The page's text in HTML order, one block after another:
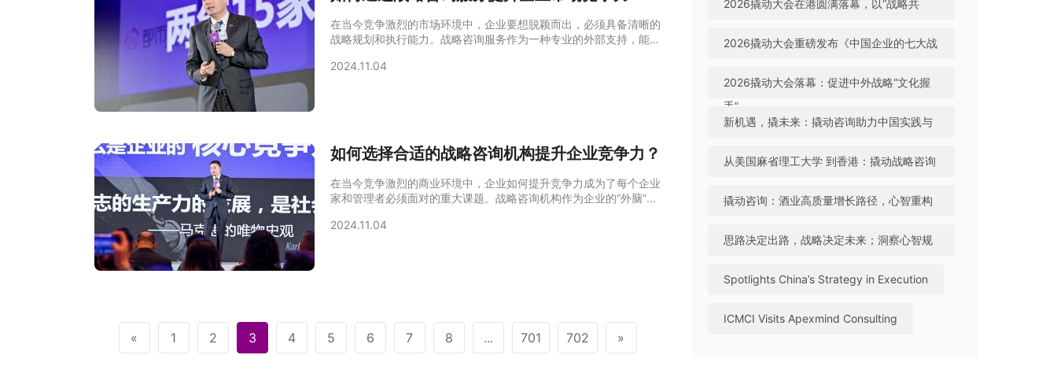
在当今竞争激烈的市场环境中，企业要想脱颖而出，必须具备清晰的
战略规划和执行能力。战略咨询服务作为一种专业的外部支持，能够
场竞争力。本文将详细探讨如何通过战略咨询服务提升企业市场竞争
2024.11.04
如何选择合适的战略咨询机构提升企业竞争力？
在当今竞争激烈的商业环境中，企业如何提升竞争力成为了每个企业
家和管理者必须面对的重大课题。战略咨询机构作为企业的“外脑”，
么，如何选择合适的战略咨询机构来提升企业竞争力呢？本文将从多
2024.11.04
« 1 2 3 4 5 6 7 8 ... 701 702 »
2026撬动大会在港圆满落幕，以“战略共
生”引领中国咨询迈向全球高地
2026撬动大会重磅发布《中国企业的七大战
略机遇》，助力中国实践与世界视野“文化握
手”
2026撬动大会落幕：促进中外战略“文化握
手”，共建全球咨询生态
新机遇，撬未来：撬动咨询助力中国实践与
世界视野“文化握手”
从美国麻省理工大学 到香港：撬动战略咨询
引领中国咨询站上全球行业高地
撬动咨询：酒业高质量增长路径，心智重构
成破局关键
思路决定出路，战略决定未来；洞察心智规
Spotlights China’s Strategy in Execution
ICMCI Visits Apexmind Consulting